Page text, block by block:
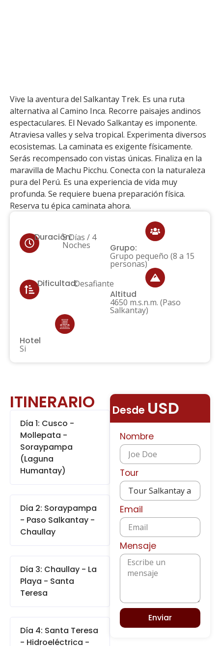
Vive la aventura del Salkantay Trek. Es una ruta
alternativa al Camino Inca. Recorre paisajes andinos
espectaculares. El Nevado Salkantay es imponente.
Atraviesa valles y selva tropical. Experimenta diversos
ecosistemas. La caminata es exigente físicamente.
Serás recompensado con vistas únicas. Finaliza en la
maravilla de Machu Picchu. Conecta con la naturaleza
pura del Perú. Es una experiencia de vida muy
profunda. Se requiere buena preparación física.
Reserva tu épica caminata ahora.
Duración:5 Días / 4
Noches Grupo:
Grupo pequeño (8 a 15
personas)
Dificultad:Desafiante
Altitud
4650 m.s.n.m. (Paso
Salkantay)
Hotel
Si
ITINERARIO
Día 1: Cusco -
Mollepata -
Soraypampa
(Laguna
Humantay)
Día 2: Soraypampa
- Paso Salkantay -
Chaullay
Día 3: Chaullay - La
Playa - Santa
Teresa
Día 4: Santa Teresa
- Hidroeléctrica -
Desde USD
Nombre
Tour
Email
Mensaje
Enviar